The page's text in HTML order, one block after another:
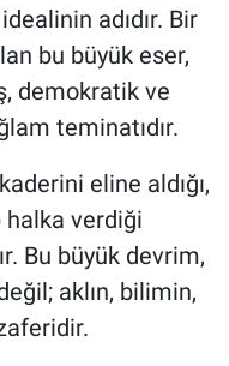
adıdır. Bir
bu büyük eser,
demokratik ve
teminatıdır.
eline aldığı,
halka verdiği
Bu büyük devrim,
aklın, bilimin,